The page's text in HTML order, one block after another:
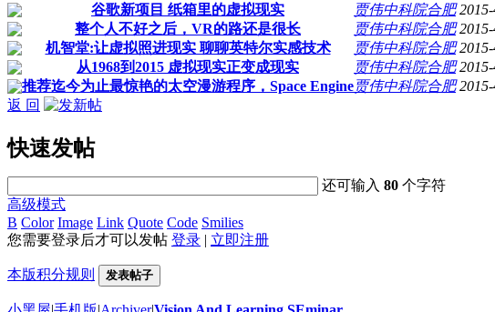
谷歌新项目 纸箱里的虚拟现实
贾伟中科院合肥
整个人不好之后，VR的路还是很长
贾伟中科院合肥
机智堂:让虚拟照进现实 聊聊英特尔实感技术
贾伟中科院合肥
从1968到2015 虚拟现实正变成现实
贾伟中科院合肥
推荐迄今为止最惊艳的太空漫游程序，Space Engine贾伟中科院合肥
返 回
快速发帖
还可输入80 个字符
高级模式
B Color Image Link Quote Code Smilies
您需要登录后才可以发帖 登录 | 立即注册
本版积分规则 发表帖子